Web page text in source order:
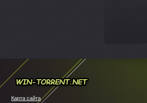
Карта сайта